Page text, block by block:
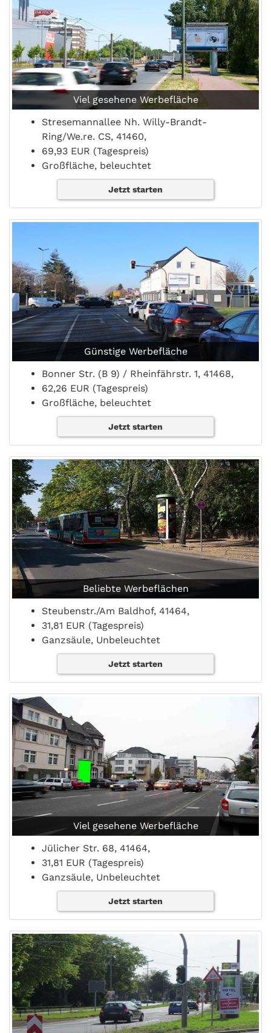
Viel gesehene Werbefläche
Stresemannallee Nh. Willy-Brandt-
Ring/We.re. CS, 41460,
69,93 EUR (Tagespreis)
Großfläche, beleuchtet
Jetzt starten
Günstige Werbefläche
Bonner Str. (B 9) / Rheinfährstr. 1, 41468,
62,26 EUR (Tagespreis)
Großfläche, beleuchtet
Jetzt starten
Beliebte Werbeflächen
Steubenstr./Am Baldhof, 41464,
31,81 EUR (Tagespreis)
Ganzsäule, Unbeleuchtet
Jetzt starten
Viel gesehene Werbefläche
Jülicher Str. 68, 41464,
31,81 EUR (Tagespreis)
Ganzsäule, Unbeleuchtet
Jetzt starten